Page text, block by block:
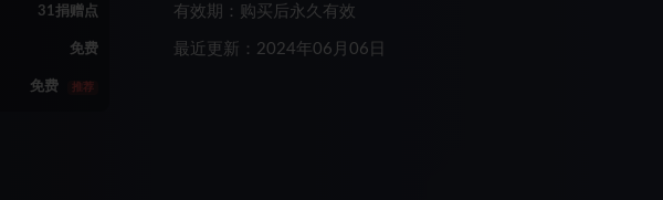
31捐赠点
免费
免费 推荐
有效期：购买后永久有效
最近更新：2024年06月06日